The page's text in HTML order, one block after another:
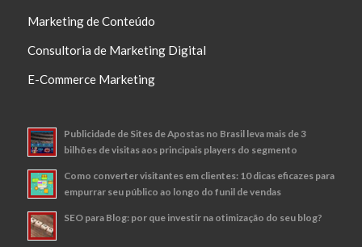
Marketing de Conteúdo
Consultoria de Marketing Digital
E-Commerce Marketing
Publicidade de Sites de Apostas no Brasil leva mais de 3
bilhões de visitas aos principais players do segmento
Como converter visitantes em clientes: 10 dicas eficazes para
empurrar seu público ao longo do funil de vendas
SEO para Blog: por que investir na otimização do seu blog?